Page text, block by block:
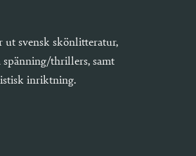
ut svensk skönlitteratur,
thrillers, samt
inriktning.